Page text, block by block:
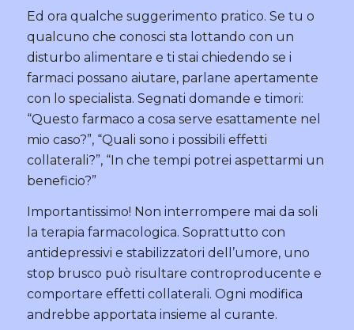
Ed ora qualche suggerimento pratico. Se tu o
qualcuno che conosci sta lottando con un
disturbo alimentare e ti stai chiedendo se i
farmaci possano aiutare, parlane apertamente
con lo specialista. Segnati domande e timori:
“Questo farmaco a cosa serve esattamente nel
mio caso?”, “Quali sono i possibili effetti
collaterali?”, “In che tempi potrei aspettarmi un
beneficio?”
Importantissimo! Non interrompere mai da soli
la terapia farmacologica. Soprattutto con
antidepressivi e stabilizzatori dell’umore, uno
stop brusco può risultare controproducente e
comportare effetti collaterali. Ogni modifica
andrebbe apportata insieme al curante.